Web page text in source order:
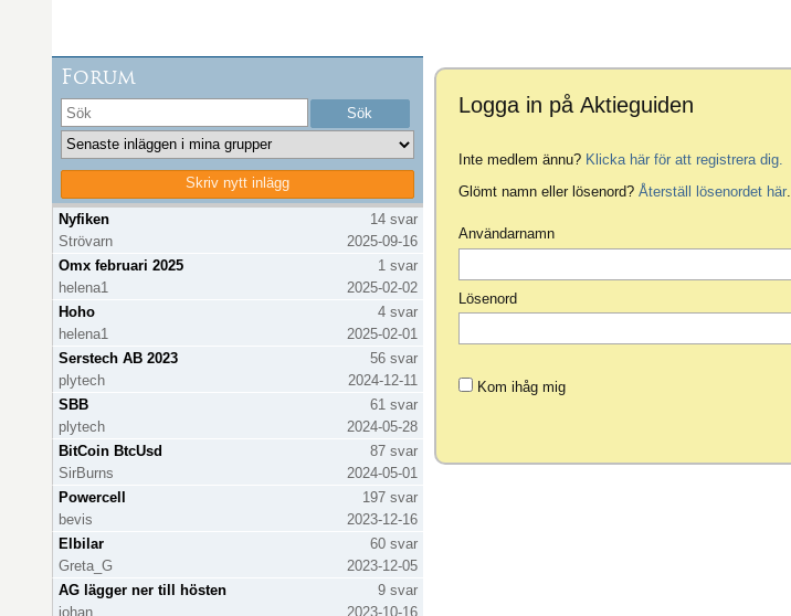
Forum
Skriv nytt inlägg
Uppdaterar inläggslista...
Nyfiken
14 svar
2025-09-16
Strövarn
Omx februari 2025
1 svar
2025-02-02
helena1
Hoho
4 svar
2025-02-01
helena1
Serstech AB 2023
56 svar
2024-12-11
plytech
SBB
61 svar
2024-05-28
plytech
BitCoin BtcUsd
87 svar
2024-05-01
SirBurns
Powercell
197 svar
2023-12-16
bevis
Elbilar
60 svar
2023-12-05
Greta_G
AG lägger ner till hösten
9 svar
2023-10-16
johan
Logga in på Aktieguiden
Inte medlem ännu? Klicka här för att registrera dig.
Glömt namn eller lösenord? Återställ lösenordet här.
Användarnamn
Lösenord
Kom ihåg mig